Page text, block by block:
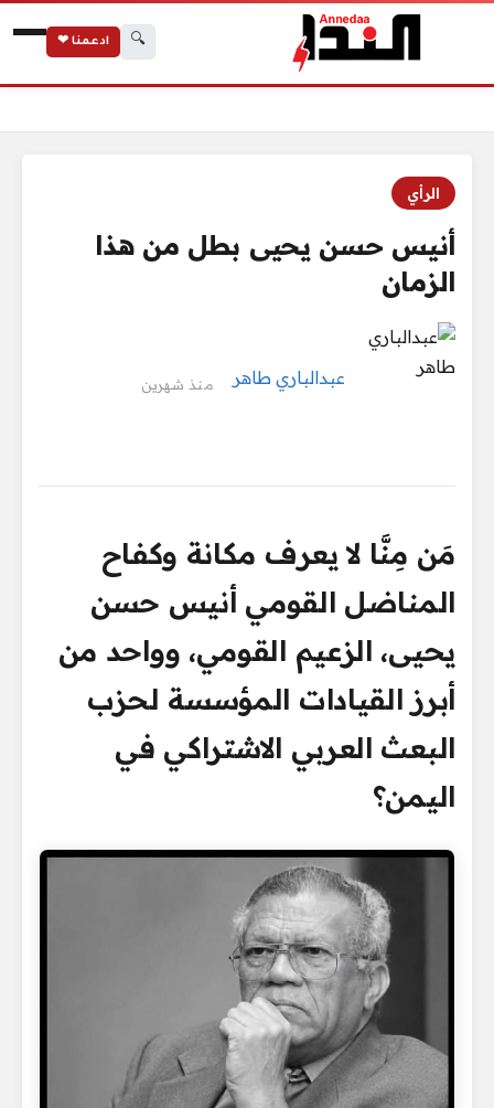
🔍 ادعمنا ❤
الرأي
أنيس حسن يحيى بطل من هذا
الزمان
عبدالباري طاهر منذ شهرين
مَن مِنَّا لا يعرف مكانة وكفاح
المناضل القومي أنيس حسن
يحيى، الزعيم القومي، وواحد من
أبرز القيادات المؤسسة لحزب
البعث العربي الاشتراكي في
اليمن؟